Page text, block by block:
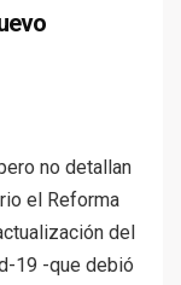
no detallan
el Reforma
del
19 -que debió